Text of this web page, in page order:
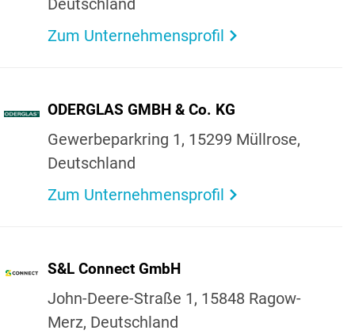
Zum Unternehmensprofil
ODER­GLAS GMBH & Co. KG
Gewer­be­park­ring 1, 15299 Müll­rose,
Deutsch­land
Zum Unternehmensprofil
S&L Connect GmbH
John-Deere-Straße 1, 15848 Ragow-
Merz, Deutsch­land